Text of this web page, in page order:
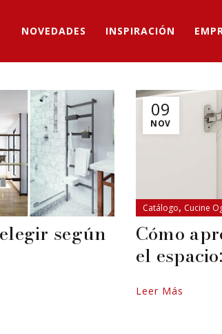
NOVEDADES INSPIRACIÓN
según
09
NOV
Catálogo, Cucine
Cómo
el
Leer Más